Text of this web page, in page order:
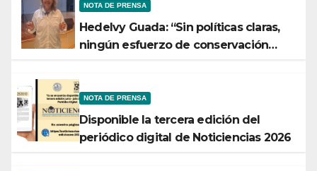
NOTA DE PRENSA
Hedelvy Guada: “Sin políticas claras,
ningún esfuerzo de conservación
NOTA DE PRENSA
Disponible la tercera edición del
periódico digital de Noticiencias 2026